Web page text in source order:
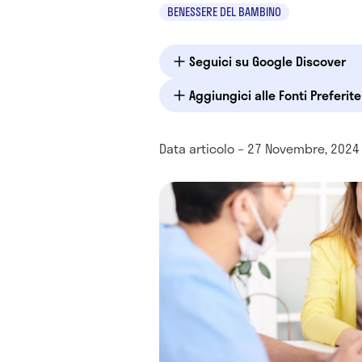
BENESSERE DEL BAMBINO
Seguici su Google Discover
Aggiungici alle Fonti
Data articolo – 27 Novembre, 2024